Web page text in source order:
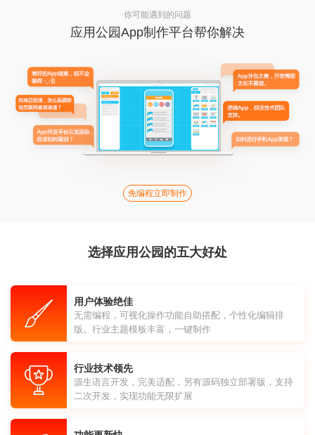
你可能遇到的问题
应用公园App制作平台帮你解决
免编程立即制作
选择应用公园的五大好处
用户体验绝佳
无需编程，可视化操作功能自助搭配，个性化编辑排
版。行业主题模板丰富，一键制作
行业技术领先
源生语言开发，完美适配，另有源码独立部署版，支持
二次开发，实现功能无限扩展